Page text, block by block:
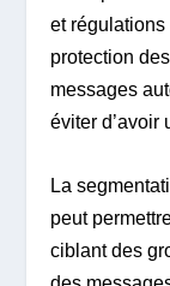
et régulations
protection
messages
éviter d’avoir
La
peut
ciblant des